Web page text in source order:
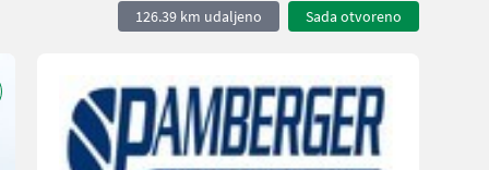
126.39 km udaljeno Sada otvoreno